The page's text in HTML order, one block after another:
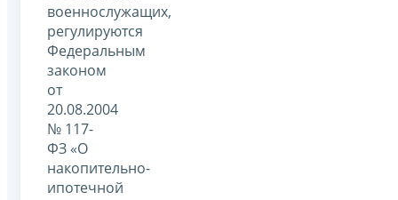
военнослужащих,
регулируются
Федеральным
законом
от
20.08.2004
№ 117-
ФЗ «О
накопительно-
ипотечной